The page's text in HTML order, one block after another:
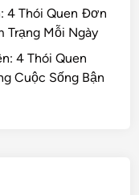
4 Thói Quen Đơn
Trạng Mỗi Ngày
4 Thói Quen
Cuộc Sống Bận